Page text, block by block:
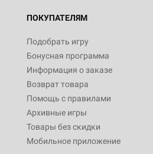
ПОКУПАТЕЛЯМ
Подобрать игру
Бонусная программа
Информация о заказе
Возврат товара
Помощь с правилами
Архивные игры
Товары без скидки
Мобильное приложение